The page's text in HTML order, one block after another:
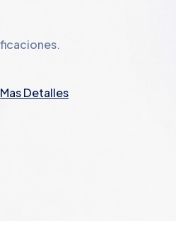
Mas Detalles